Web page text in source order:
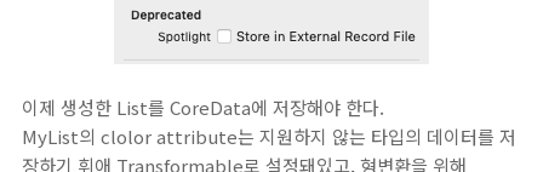
이제 생성한 List를 CoreData에 저장해야 한다.
MyList의 clolor attribute는 지원하지 않는 타입의 데이터를 저
장하기 휘애 Transformable로 설정돼있고, 형변환을 위해